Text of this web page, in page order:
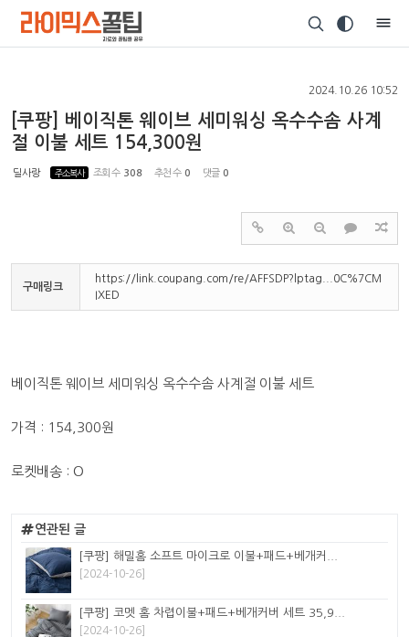
2024.10.26 10:52
[쿠팡] 베이직톤 웨이브 세미워싱 옥수수솜 사계
절 이불 세트 154,300원
딜사랑 주소복사 조회 수 308 추천 수 0 댓글 0
구매링크
https://link.coupang.com/re/AFFSDP?lptag...0C%7CM
IXED
베이직톤 웨이브 세미워싱 옥수수솜 사계절 이불 세트
가격 : 154,300원
로켓배송 : O
연관된 글
[쿠팡] 해밀홈 소프트 마이크로 이불+패드+베개커...
[2024-10-26]
[쿠팡] 코멧 홈 차렵이불+패드+베개커버 세트 35,9...
[2024-10-26]
Sketchbook5, 스케치북5
Sketchbook5, 스케치북5